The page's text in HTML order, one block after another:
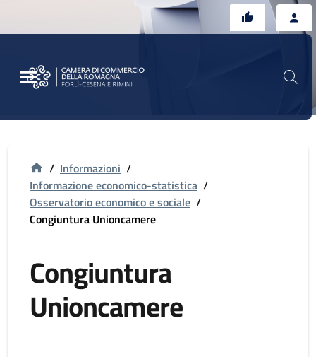
/ Informazioni /
Informazione economico-statistica /
Osservatorio economico e sociale /
Congiuntura Unioncamere
Congiuntura
Unioncamere